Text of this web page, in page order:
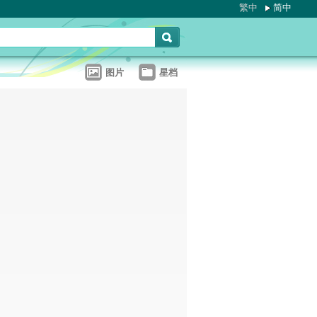
繁中 简中
图片 星档